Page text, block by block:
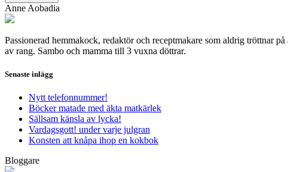
Anne Aobadia
Passionerad hemmakock, redaktör och receptmakare som aldrig tröttnar
av rang. Sambo och mamma till 3 vuxna döttrar.
Senaste inlägg
Nytt telefonnummer!
Böcker matade med äkta matkärlek
Sällsam känsla av lycka!
Vardagsgott! under varje julgran
Konsten att knåpa ihop en kokbok
Bloggare